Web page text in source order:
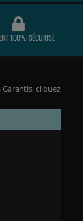
100% SÉCURISÉ
cliquez